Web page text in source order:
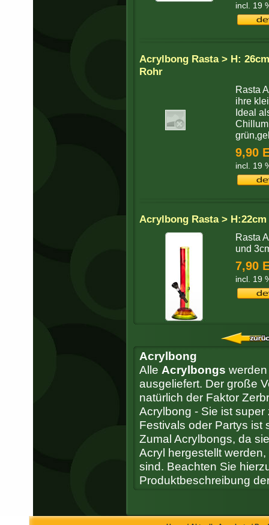
incl. 19
Acrylbong Rasta > H:
Rohr
Rasta
ihre
Ideal
9,90
incl. 19
Acrylbong Rasta >
Rasta
und
7,90
incl. 19
Acrylbong
Alle Acrylbongs
ausgeliefert. Der große
natürlich der Faktor
Acrylbong - Sie ist
Festivals oder Partys ist
Zumal Acrylbongs, da
Acryl hergestellt
sind. Beachten Sie
Produktbeschreibung